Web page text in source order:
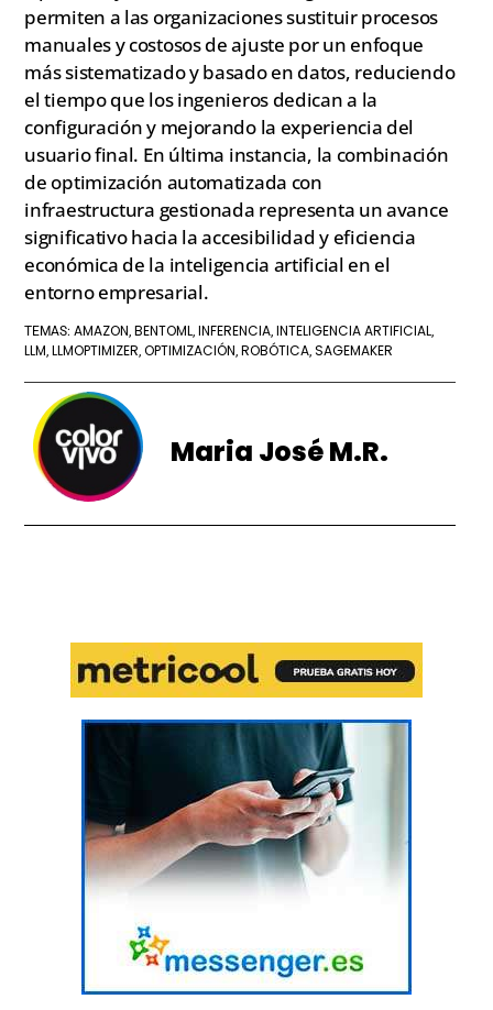
permiten a las organizaciones sustituir procesos
manuales y costosos de ajuste por un enfoque
más sistematizado y basado en datos, reduciendo
el tiempo que los ingenieros dedican a la
configuración y mejorando la experiencia del
usuario final. En última instancia, la combinación
de optimización automatizada con
infraestructura gestionada representa un avance
significativo hacia la accesibilidad y eficiencia
económica de la inteligencia artificial en el
entorno empresarial.
TEMAS:AMAZON, BENTOML, INFERENCIA, INTELIGENCIA ARTIFICIAL,
LLM, LLMOPTIMIZER,OPTIMIZACIÓN, ROBÓTICA,SAGEMAKER
Maria José M.R.